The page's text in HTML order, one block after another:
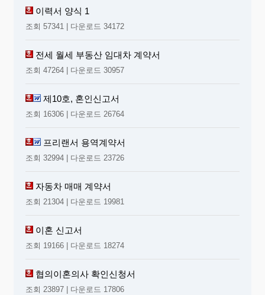
이력서 양식 1
조회 57341 | 다운로드 34172
전세 월세 부동산 임대차 계약서
조회 47264 | 다운로드 30957
제10호, 혼인신고서
조회 16306 | 다운로드 26764
프리랜서 용역계약서
조회 32994 | 다운로드 23726
자동차 매매 계약서
조회 21304 | 다운로드 19981
이혼 신고서
조회 19166 | 다운로드 18274
협의이혼의사 확인신청서
조회 23897 | 다운로드 17806